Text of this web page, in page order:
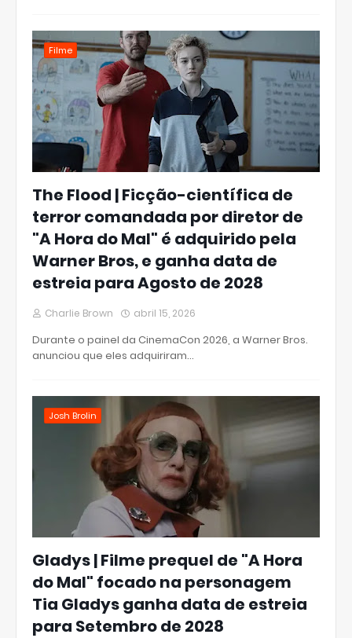
Filme
The Flood | Ficção-científica de
terror comandada por diretor de
"A Hora do Mal" é adquirido pela
Warner Bros, e ganha data de
estreia para Agosto de 2028
Charlie Brown abril 15, 2026
Durante o painel da CinemaCon 2026, a Warner Bros.
anunciou que eles adquiriram…
Josh Brolin
Gladys | Filme prequel de "A Hora
do Mal" focado na personagem
Tia Gladys ganha data de estreia
para Setembro de 2028